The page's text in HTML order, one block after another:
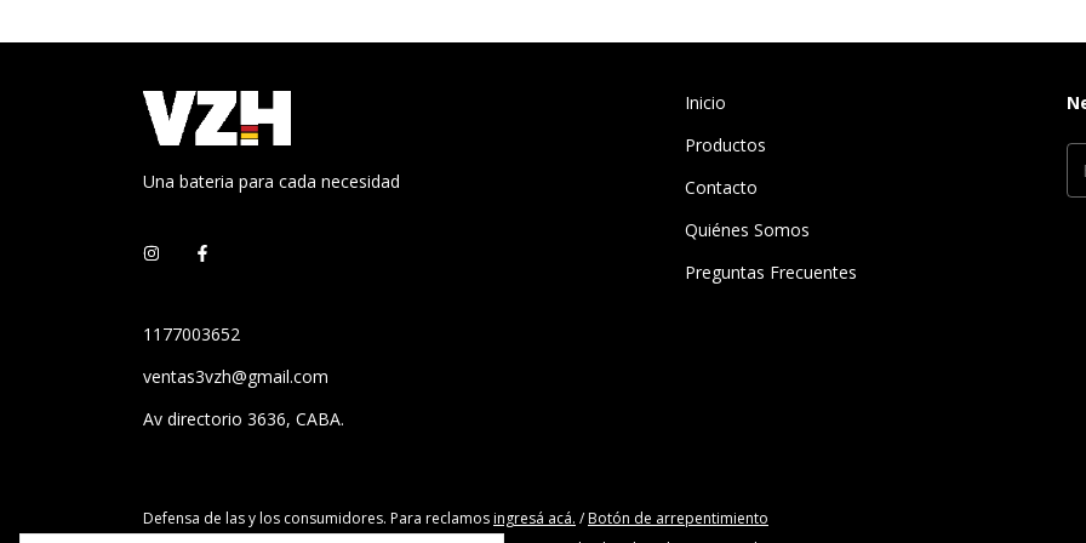
Una bateria para cada necesidad
1177003652
ventas3vzh@gmail.com
Av directorio 3636, CABA.
Inicio
Productos
Contacto
Quiénes Somos
Preguntas Frecuentes
Defensa de las y los consumidores. Para reclamosingresá acá. /Botón de arrepentimiento